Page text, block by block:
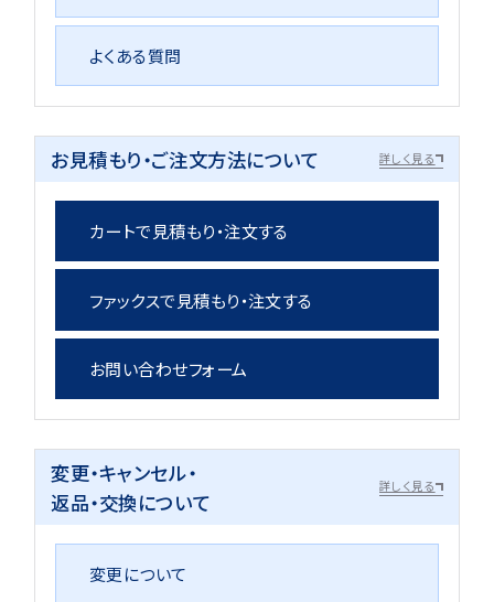
よくある質問
お見積もり・ご注文方法について 詳しく見る
カートで見積もり・注文する
ファックスで見積もり・注文する
お問い合わせフォーム
変更・キャンセル・
返品・交換について
詳しく見る
変更について